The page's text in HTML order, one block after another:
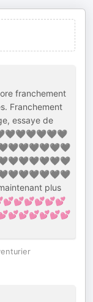
franchement
Franchement
essaye de
plus